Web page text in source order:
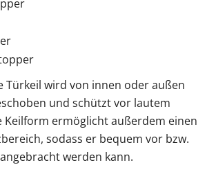
Türkeil wird von innen oder außen
und schützt vor lautem
Keilform ermöglicht außerdem einen
sodass er bequem vor bzw.
werden kann.